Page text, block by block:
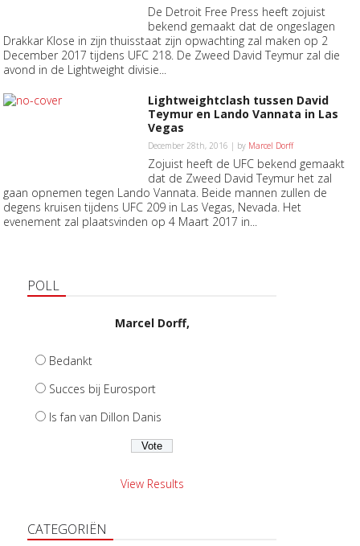
De Detroit Free Press heeft zojuist
bekend gemaakt dat de ongeslagen
Drakkar Klose in zijn thuisstaat zijn opwachting zal maken op 2
December 2017 tijdens UFC 218. De Zweed David Teymur zal die
avond in de Lightweight divisie...
Lightweightclash tussen David
Teymur en Lando Vannata in Las
Vegas
December 28th, 2016 | by Marcel Dorff
Zojuist heeft de UFC bekend gemaakt
dat de Zweed David Teymur het zal
gaan opnemen tegen Lando Vannata. Beide mannen zullen de
degens kruisen tijdens UFC 209 in Las Vegas, Nevada. Het
evenement zal plaatsvinden op 4 Maart 2017 in...
POLL
Marcel Dorff,
Bedankt
Succes bij Eurosport
Is fan van Dillon Danis
View Results
CATEGORIËN